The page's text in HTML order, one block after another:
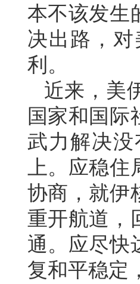
本不该发生
决出路，
利。
近来，美
国家和国际
武力解决
上。应稳住
协商，就伊
重开航道，
通。应尽快
复和平稳定